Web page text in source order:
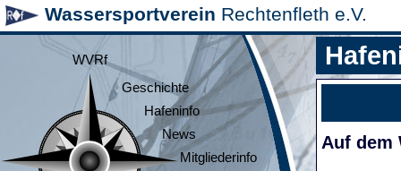
Wassersportverein Rechtenfleth e.V.
WVRf
Geschichte
Hafeninfo
News
Mitgliederinfo
Auf dem